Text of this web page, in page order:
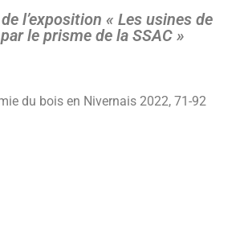
l’exposition « Les usines de
le prisme de la SSAC »
du bois en Nivernais 2022, 71-92